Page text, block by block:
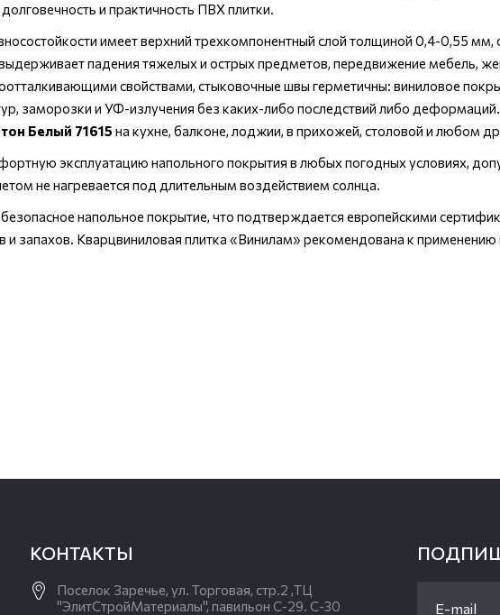
и практичность ПВХ плитки.
имеет верхний трехкомпонентный слой толщиной 0,4-0,55 мм,
падения тяжелых и острых предметов, передвижение мебель,
свойствами, стыковочные швы герметичны: виниловое
заморозки и УФ-излучения без каких-либо последствий либо
Белый 71615 на кухне, балконе, лоджии, в прихожей, столовой и любом
эксплуатацию напольного покрытия в любых погодных условиях,
не нагревается под длительным воздействием солнца.
напольное покрытие, что подтверждается европейскими
и запахов. Кварцвиниловая плитка «Винилам» рекомендована к
КОНТАКТЫ
Поселок Заречье, ул. Торговая, стр.2 ,ТЦ
"ЭлитСтройМатериалы", павильон С-29. С-30